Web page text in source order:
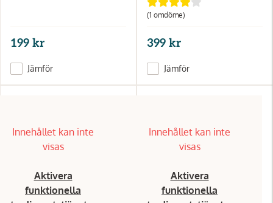
199 kr
Jämför
(1 omdöme)
399 kr
Jämför
Innehållet kan inte
visas
Aktivera
funktionella
Innehållet kan inte
visas
Aktivera
funktionella